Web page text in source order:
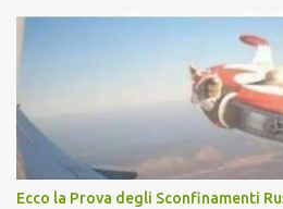
Vaccino come: l' Amaro del Capo, era
andava bene anche, a Temperatura
l'articolo per NON Dimenticare!
Ecco la Prova degli Sconfinamenti